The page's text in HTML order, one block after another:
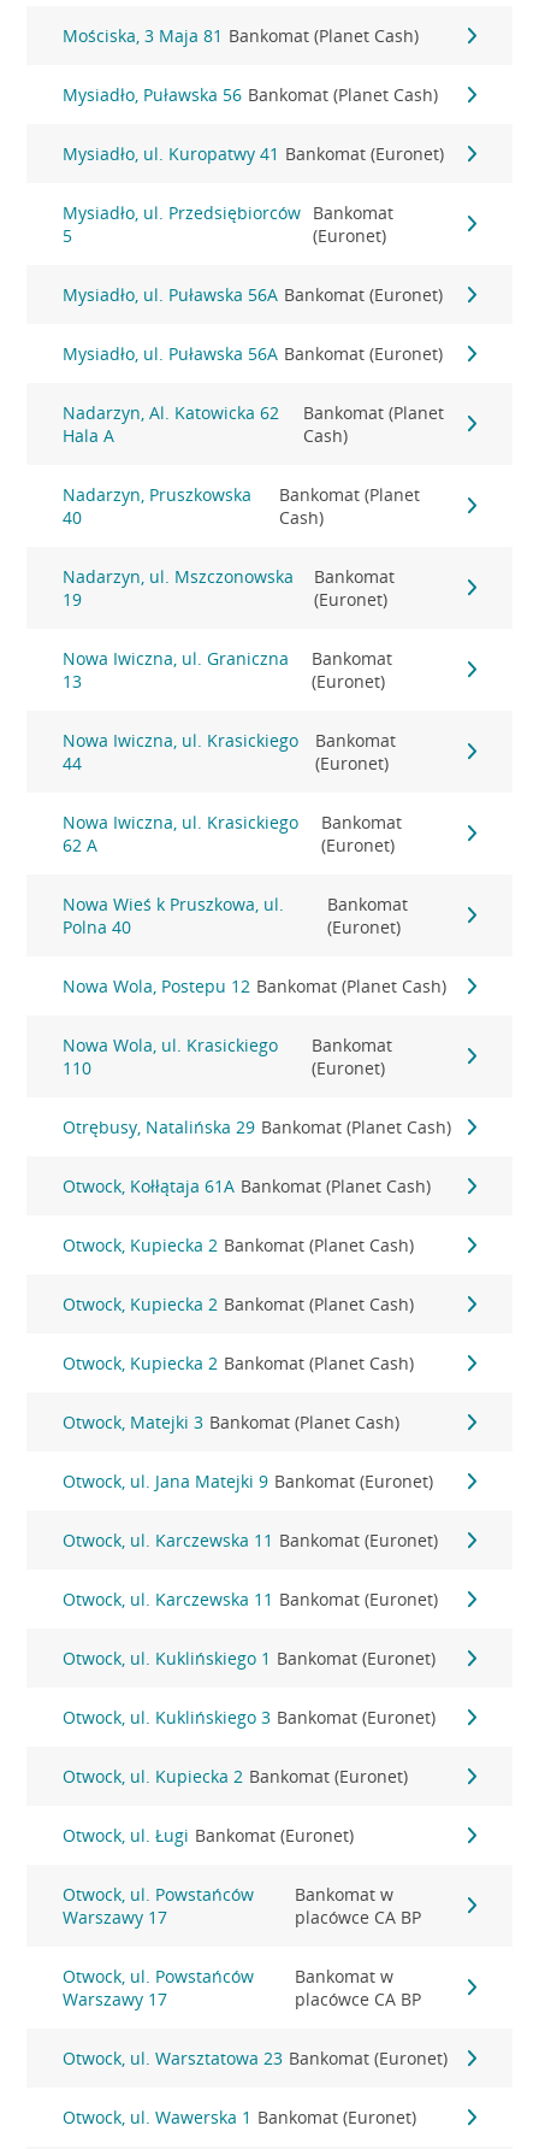
Mościska, 3 Maja 81 Bankomat (Planet Cash)
Mysiadło, Puławska 56 Bankomat (Planet Cash)
Mysiadło, ul. Kuropatwy 41 Bankomat (Euronet)
Mysiadło, ul. Przedsiębiorców
5
Bankomat
(Euronet)
Mysiadło, ul. Puławska 56A Bankomat (Euronet)
Mysiadło, ul. Puławska 56A Bankomat (Euronet)
Nadarzyn, Al. Katowicka 62
Hala A
Bankomat (Planet
Cash)
Nadarzyn, Pruszkowska
40
Bankomat (Planet
Cash)
Nadarzyn, ul. Mszczonowska
19
Bankomat
(Euronet)
Nowa Iwiczna, ul. Graniczna
13
Bankomat
(Euronet)
Nowa Iwiczna, ul. Krasickiego
44
Bankomat
(Euronet)
Nowa Iwiczna, ul. Krasickiego
62 A
Bankomat
(Euronet)
Nowa Wieś k Pruszkowa, ul.
Polna 40
Bankomat
(Euronet)
Nowa Wola, Postepu 12 Bankomat (Planet Cash)
Nowa Wola, ul. Krasickiego
110
Bankomat
(Euronet)
Otrębusy, Natalińska 29 Bankomat (Planet Cash)
Otwock, Kołłątaja 61A Bankomat (Planet Cash)
Otwock, Kupiecka 2 Bankomat (Planet Cash)
Otwock, Kupiecka 2 Bankomat (Planet Cash)
Otwock, Kupiecka 2 Bankomat (Planet Cash)
Otwock, Matejki 3 Bankomat (Planet Cash)
Otwock, ul. Jana Matejki 9 Bankomat (Euronet)
Otwock, ul. Karczewska 11 Bankomat (Euronet)
Otwock, ul. Karczewska 11 Bankomat (Euronet)
Otwock, ul. Kuklińskiego 1 Bankomat (Euronet)
Otwock, ul. Kuklińskiego 3 Bankomat (Euronet)
Otwock, ul. Kupiecka 2 Bankomat (Euronet)
Otwock, ul. Ługi Bankomat (Euronet)
Otwock, ul. Powstańców
Warszawy 17
Bankomat w
placówce CA BP
Otwock, ul. Powstańców
Warszawy 17
Bankomat w
placówce CA BP
Otwock, ul. Warsztatowa 23 Bankomat (Euronet)
Otwock, ul. Wawerska 1 Bankomat (Euronet)